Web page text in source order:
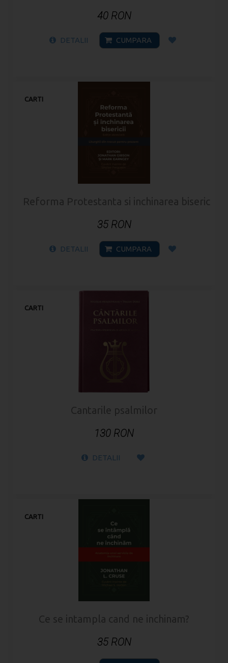
40 RON
DETALII CUMPARA
CARTI
Reforma Protestanta si inchinarea bisericii
35 RON
DETALII CUMPARA
CARTI
Cantarile psalmilor
130 RON
DETALII
CARTI
Ce se intampla cand ne inchinam?
35 RON